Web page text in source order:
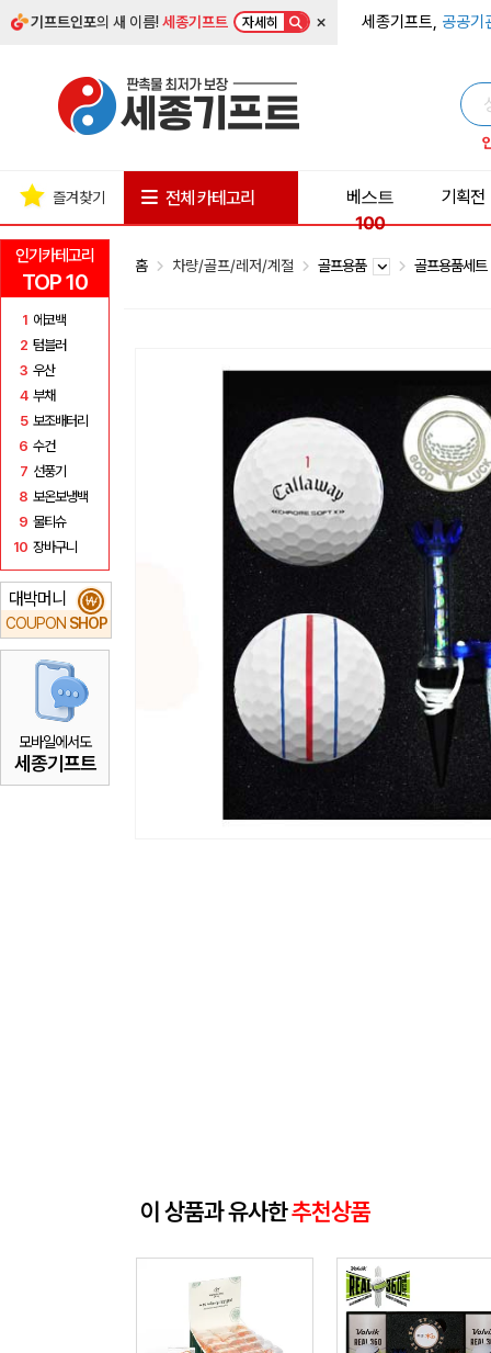
기프트인포의 새 이름!세종기프트 자세히 × 세종기프트, 공공기
인기카테고리
TOP 10
1 에코백
2 텀블러
3 우산
4 부채
5 보조배터리
6 수건
7 선풍기
8 보온보냉백
9 물티슈
10 장바구니
대박머니
COUPON SHOP
₩
모바일에서도
세종기프트
즐겨찾기 전체 카테고리
베스트
100
기획전
홈 차량/골프/레저/계절 골프용품 골프용품세
이 상품과 유사한추천상품